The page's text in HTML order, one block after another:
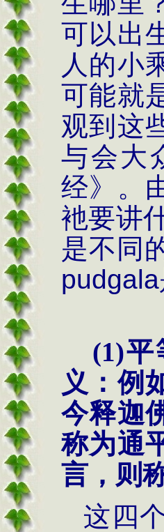
可以出
人的小
可能就
观到这
与会大
经》。
衪要讲
是不同
pudgala
(1)平
义：例
今释迦
称为通
言，则
这四